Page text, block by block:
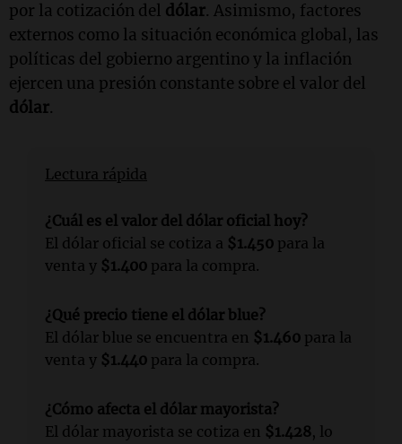
por la cotización del dólar. Asimismo, factores
externos como la situación económica global, las
políticas del gobierno argentino y la inflación
ejercen una presión constante sobre el valor del
dólar.
Lectura rápida
¿Cuál es el valor del dólar oficial hoy?
El dólar oficial se cotiza a $1.450 para la
venta y $1.400 para la compra.
¿Qué precio tiene el dólar blue?
El dólar blue se encuentra en $1.460 para la
venta y $1.440 para la compra.
¿Cómo afecta el dólar mayorista?
El dólar mayorista se cotiza en $1.428, lo